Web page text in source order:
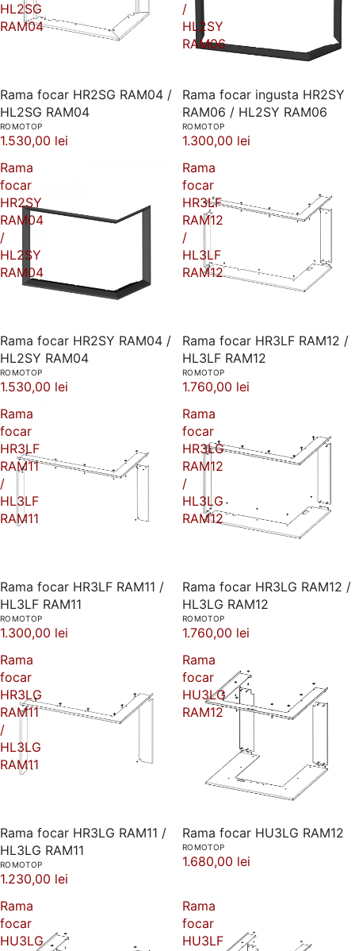
HL2SG
RAM04
Rama focar HR2SG RAM04 /
HL2SG RAM04
ROMOTOP
1.530,00 lei
/
HL2SY
RAM06
Rama focar ingusta HR2SY
RAM06 / HL2SY RAM06
ROMOTOP
1.300,00 lei
Rama
focar
HR2SY
RAM04
/
HL2SY
RAM04
Rama focar HR2SY RAM04 /
HL2SY RAM04
ROMOTOP
1.530,00 lei
Rama
focar
HR3LF
RAM12
/
HL3LF
RAM12
Rama focar HR3LF RAM12 /
HL3LF RAM12
ROMOTOP
1.760,00 lei
Rama
focar
HR3LF
RAM11
/
HL3LF
RAM11
Rama focar HR3LF RAM11 /
HL3LF RAM11
ROMOTOP
1.300,00 lei
Rama
focar
HR3LG
RAM12
/
HL3LG
RAM12
Rama focar HR3LG RAM12 /
HL3LG RAM12
ROMOTOP
1.760,00 lei
Rama
focar
HR3LG
RAM11
/
HL3LG
RAM11
Rama focar HR3LG RAM11 /
HL3LG RAM11
ROMOTOP
1.230,00 lei
Rama
focar
HU3LG
RAM12
Rama focar HU3LG RAM12
ROMOTOP
1.680,00 lei
Rama
focar
HU3LG
Rama
focar
HU3LF